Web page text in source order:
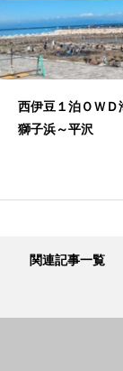
西伊豆１泊ＯＷ
獅子浜～平沢
関連記事一覧